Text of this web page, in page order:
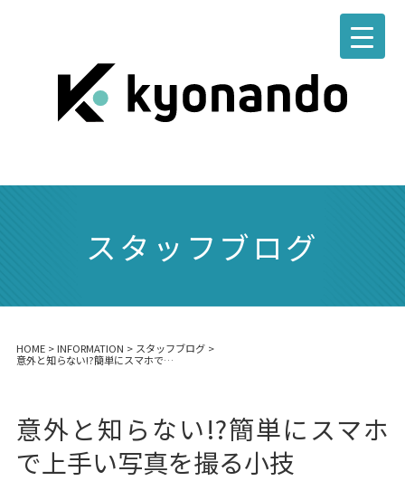
スタッフブログ
HOME> INFORMATION > スタッフブログ>
意外と知らない!?簡単にスマホで上手い写真を撮る小技
意外と知らない!?簡単にスマホ
で上手い写真を撮る小技